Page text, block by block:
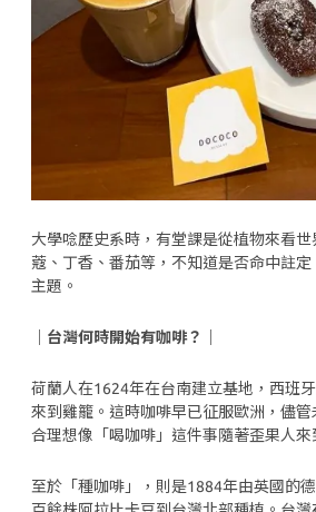
大學唸歷史系時，有堂課是從植物來看
蔻、丁香、番茄等，不知道是否命中註
主題。
｜台灣何時開始有咖啡？｜
荷蘭人在1624年在台南建立基地，西班
來到雞籠。這時咖啡早已征服歐洲，儘
合理想像「喝咖啡」這件事隨著歪果人來
至於「種咖啡」，則是1884年由英國的